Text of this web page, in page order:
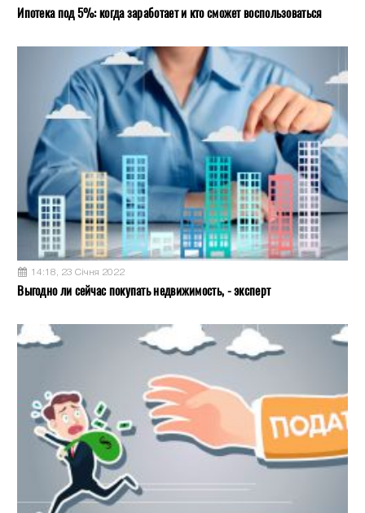
Ипотека под 5%: когда заработает и кто сможет воспользоваться
14:18, 23 Січня 2022
Выгодно ли сейчас покупать недвижимость, - эксперт